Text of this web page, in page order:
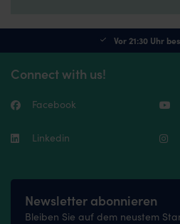
Vor 21:30 Uhr
Connect with us!
Facebook
Linkedin
Newsletter abonnieren
Bleiben Sie auf dem neustem